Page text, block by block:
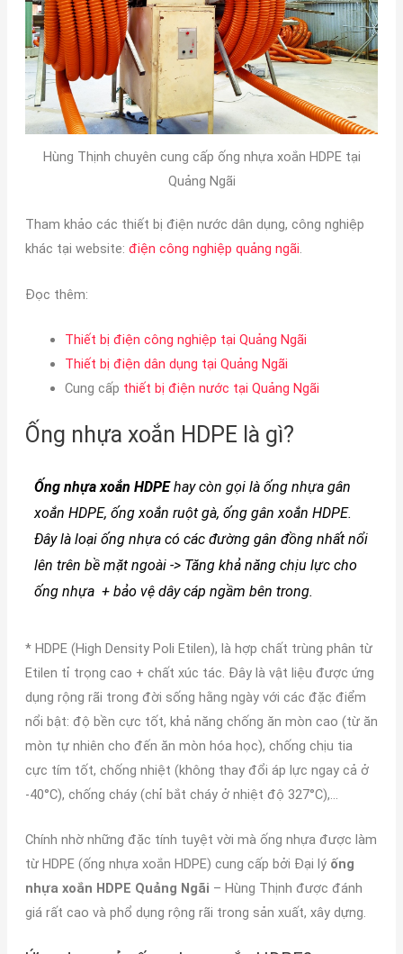
Hùng Thịnh chuyên cung cấp ống nhựa xoắn HDPE tại
Quảng Ngãi
Tham khảo các thiết bị điện nước dân dụng, công nghiệp
khác tại website: điện công nghiệp quảng ngãi.
Đọc thêm:
Thiết bị điện công nghiệp tại Quảng Ngãi
Thiết bị điện dân dụng tại Quảng Ngãi
Cung cấp thiết bị điện nước tại Quảng Ngãi
Ống nhựa xoắn HDPE là gì?
Ống nhựa xoắn HDPEhay còn gọi là ống nhựa gân
xoắn HDPE, ống xoắn ruột gà, ống gân xoắn HDPE.
Đây là loại ống nhựa có các đường gân đồng nhất nổi
lên trên bề mặt ngoài -> Tăng khả năng chịu lực cho
ống nhựa + bảo vệ dây cáp ngầm bên trong.
* HDPE (High Density Poli Etilen), là hợp chất trùng phân từ
Etilen tỉ trọng cao + chất xúc tác. Đây là vật liệu được ứng
dụng rộng rãi trong đời sống hằng ngày với các đặc điểm
nổi bật: độ bền cực tốt, khả năng chống ăn mòn cao (từ ăn
mòn tự nhiên cho đến ăn mòn hóa học), chống chịu tia
cực tím tốt, chống nhiệt (không thay đổi áp lực ngay cả ở
-40°C), chống cháy (chỉ bắt cháy ở nhiệt độ 327°C),…
Chính nhờ những đặc tính tuyệt vời mà ống nhựa được làm
từ HDPE (ống nhựa xoắn HDPE) cung cấp bởi Đại lý ống
nhựa xoắn HDPE Quảng Ngãi – Hùng Thịnh được đánh
giá rất cao và phổ dụng rộng rãi trong sản xuất, xây dựng.